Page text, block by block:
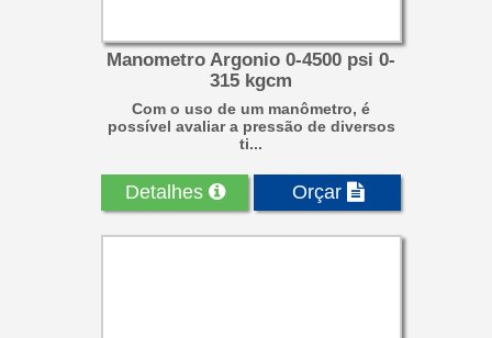
Manometro Argonio 0-4500 psi 0-
315 kgcm
Com o uso de um manômetro, é
possível avaliar a pressão de diversos
ti...
Detalhes Orçar